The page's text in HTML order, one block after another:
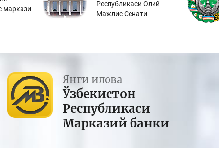
маркази
Республикаси Олий
Мажлис Сенати
Янги илова
Ўзбекистон
Республикаси
Марказий банки